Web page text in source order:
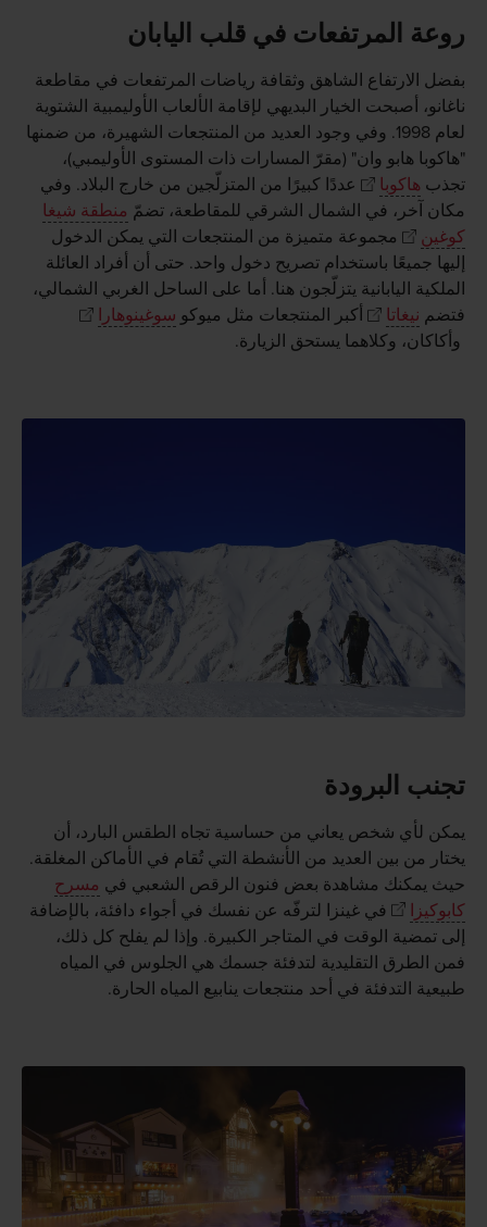
روعة المرتفعات في قلب اليابان
بفضل الارتفاع الشاهق وثقافة رياضات المرتفعات في مقاطعة
ناغانو، أصبحت الخيار البديهي لإقامة الألعاب الأوليمبية الشتوية
لعام 1998. وفي وجود العديد من المنتجعات الشهيرة، من ضمنها
"هاكوبا هابو وان" (مقرّ المسارات ذات المستوى الأوليمبي)،
تجذب هاكوبا
عددًا كبيرًا من المتزلّجين من خارج البلاد. وفي
مكان آخر، في الشمال الشرقي للمقاطعة، تضمّ منطقة شيغا
كوغين
مجموعة متميزة من المنتجعات التي يمكن الدخول
إليها جميعًا باستخدام تصريح دخول واحد. حتى أن أفراد العائلة
الملكية اليابانية يتزلّجون هنا. أما على الساحل الغربي الشمالي،
فتضم نيغاتا أكبر المنتجعات مثل ميوكو سوغينوهارا
وأكاكان، وكلاهما يستحق الزيارة.
تجنب البرودة
يمكن لأي شخص يعاني من حساسية تجاه الطقس البارد، أن
يختار من بين العديد من الأنشطة التي تُقام في الأماكن المغلقة.
حيث يمكنك مشاهدة بعض فنون الرقص الشعبي في مسرح
كابوكيزا
في غينزا لترفّه عن نفسك في أجواء دافئة، بالإضافة
إلى تمضية الوقت في المتاجر الكبيرة. وإذا لم يفلح كل ذلك،
فمن الطرق التقليدية لتدفئة جسمك هي الجلوس في المياه
طبيعية التدفئة في أحد منتجعات ينابيع المياه الحارة.